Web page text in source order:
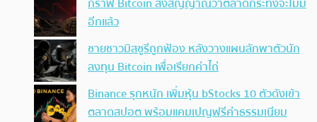
อีกแล้ว
ชายชาวมิสซูรีถูกฟ้อง หลังวางแผนลักพาตัวนัก
ลงทุน Bitcoin เพื่อเรียกค่าไถ่
Binance รุกหนัก เพิ่มหุ้น bStocks 10 ตัวดังเข้า
ตลาดสปอต พร้อมแคมเปญฟรีค่าธรรมเนียม